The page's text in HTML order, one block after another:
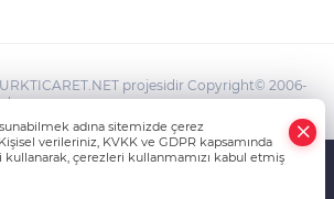
Belediyesi'ne operasyon!
projesidir Copyright© 2006-
adına sitemizde çerez
verileriniz, KVKK ve GDPR kapsamında
kullanarak, çerezleri kullanmamızı kabul etmiş